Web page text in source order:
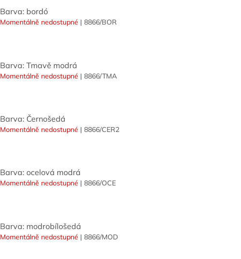
Barva: bordó
Momentálně nedostupné | 8866/BOR
Barva: Tmavě modrá
Momentálně nedostupné | 8866/TMA
Barva: Černošedá
Momentálně nedostupné | 8866/CER2
Barva: ocelová modrá
Momentálně nedostupné | 8866/OCE
Barva: modrobílošedá
Momentálně nedostupné | 8866/MOD